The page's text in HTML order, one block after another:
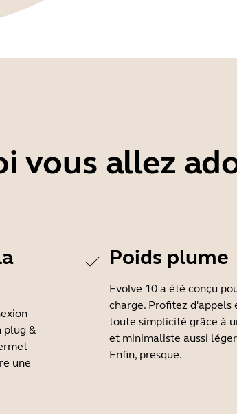
vous allez
plug &
une
Poids plume
Evolve 10 a été conçu
charge. Profitez d'appels
toute simplicité grâce à
et minimaliste aussi
Enfin, presque.